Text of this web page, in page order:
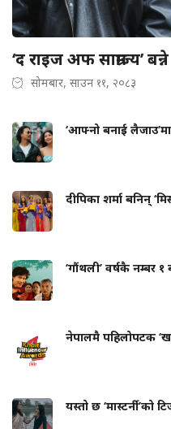
‘द राइज अफ साम्राज्य’ बन्ने
सोमबार, साउन ११, २०८३
‘आफ्नो बनाई
दीपिका शर्मा बनिन्
‘गौंथली’ वर्षकै नम्बर १
नेपालमै पहिलोपटक
यस्तो छ ‘मास्टर्नी’को